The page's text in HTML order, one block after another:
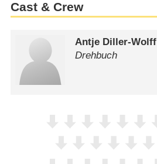
Cast & Crew
Antje Diller-Wolff
Drehbuch